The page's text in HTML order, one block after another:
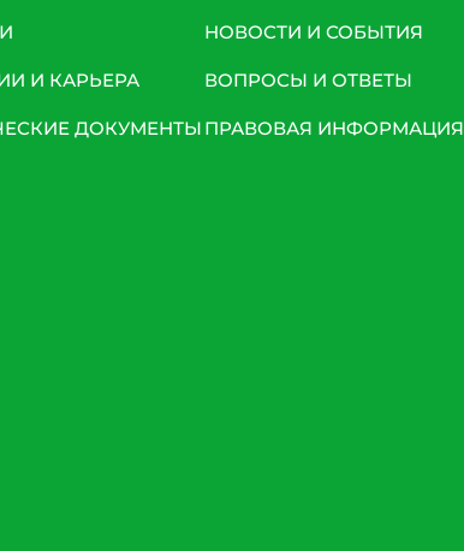
И КАРЬЕРА
ДОКУМЕНТЫ
НОВОСТИ И СОБЫТИЯ
ВОПРОСЫ И ОТВЕТЫ
ПРАВОВАЯ ИНФОРМАЦИЯ